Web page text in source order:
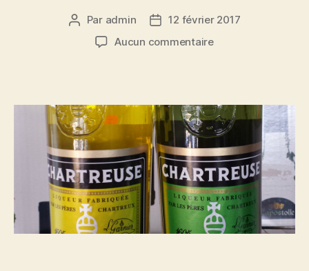
Auteur
l’article
Par admin
Date12 février 2017
Aucun commentairesur
des
liqueurs
et
véritable
élixir
de
vie